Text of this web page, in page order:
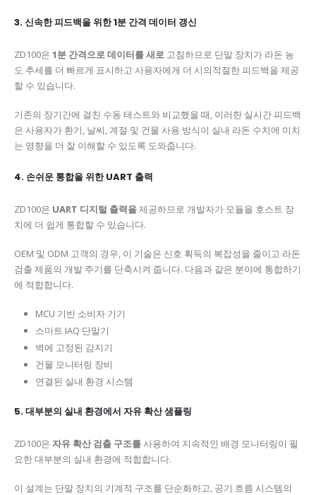
3. 신속한 피드백을 위한 1분 간격 데이터 갱신
ZD100은 1분 간격으로 데이터를 새로 고침하므로 단말 장치가 라돈 농
도 추세를 더 빠르게 표시하고 사용자에게 더 시의적절한 피드백을 제공
할 수 있습니다.
기존의 장기간에 걸친 수동 테스트와 비교했을 때, 이러한 실시간 피드백
은 사용자가 환기, 날씨, 계절 및 건물 사용 방식이 실내 라돈 수치에 미치
는 영향을 더 잘 이해할 수 있도록 도와줍니다.
4. 손쉬운 통합을 위한 UART 출력
ZD100은 UART 디지털 출력을제공하므로 개발자가 모듈을 호스트 장
치에 더 쉽게 통합할 수 있습니다.
OEM 및 ODM 고객의 경우, 이 기술은 신호 획득의 복잡성을 줄이고 라돈
검출 제품의 개발 주기를 단축시켜 줍니다. 다음과 같은 분야에 통합하기
에 적합합니다.
MCU 기반 소비자 기기
스마트 IAQ 단말기
벽에 고정된 감지기
건물 모니터링 장비
연결된 실내 환경 시스템
5. 대부분의 실내 환경에서 자유 확산 샘플링
ZD100은 자유 확산 검출 구조를사용하여 지속적인 배경 모니터링이 필
요한 대부분의 실내 환경에 적합합니다.
이 설계는 단말 장치의 기계적 구조를 단순화하고, 공기 흐름 시스템의